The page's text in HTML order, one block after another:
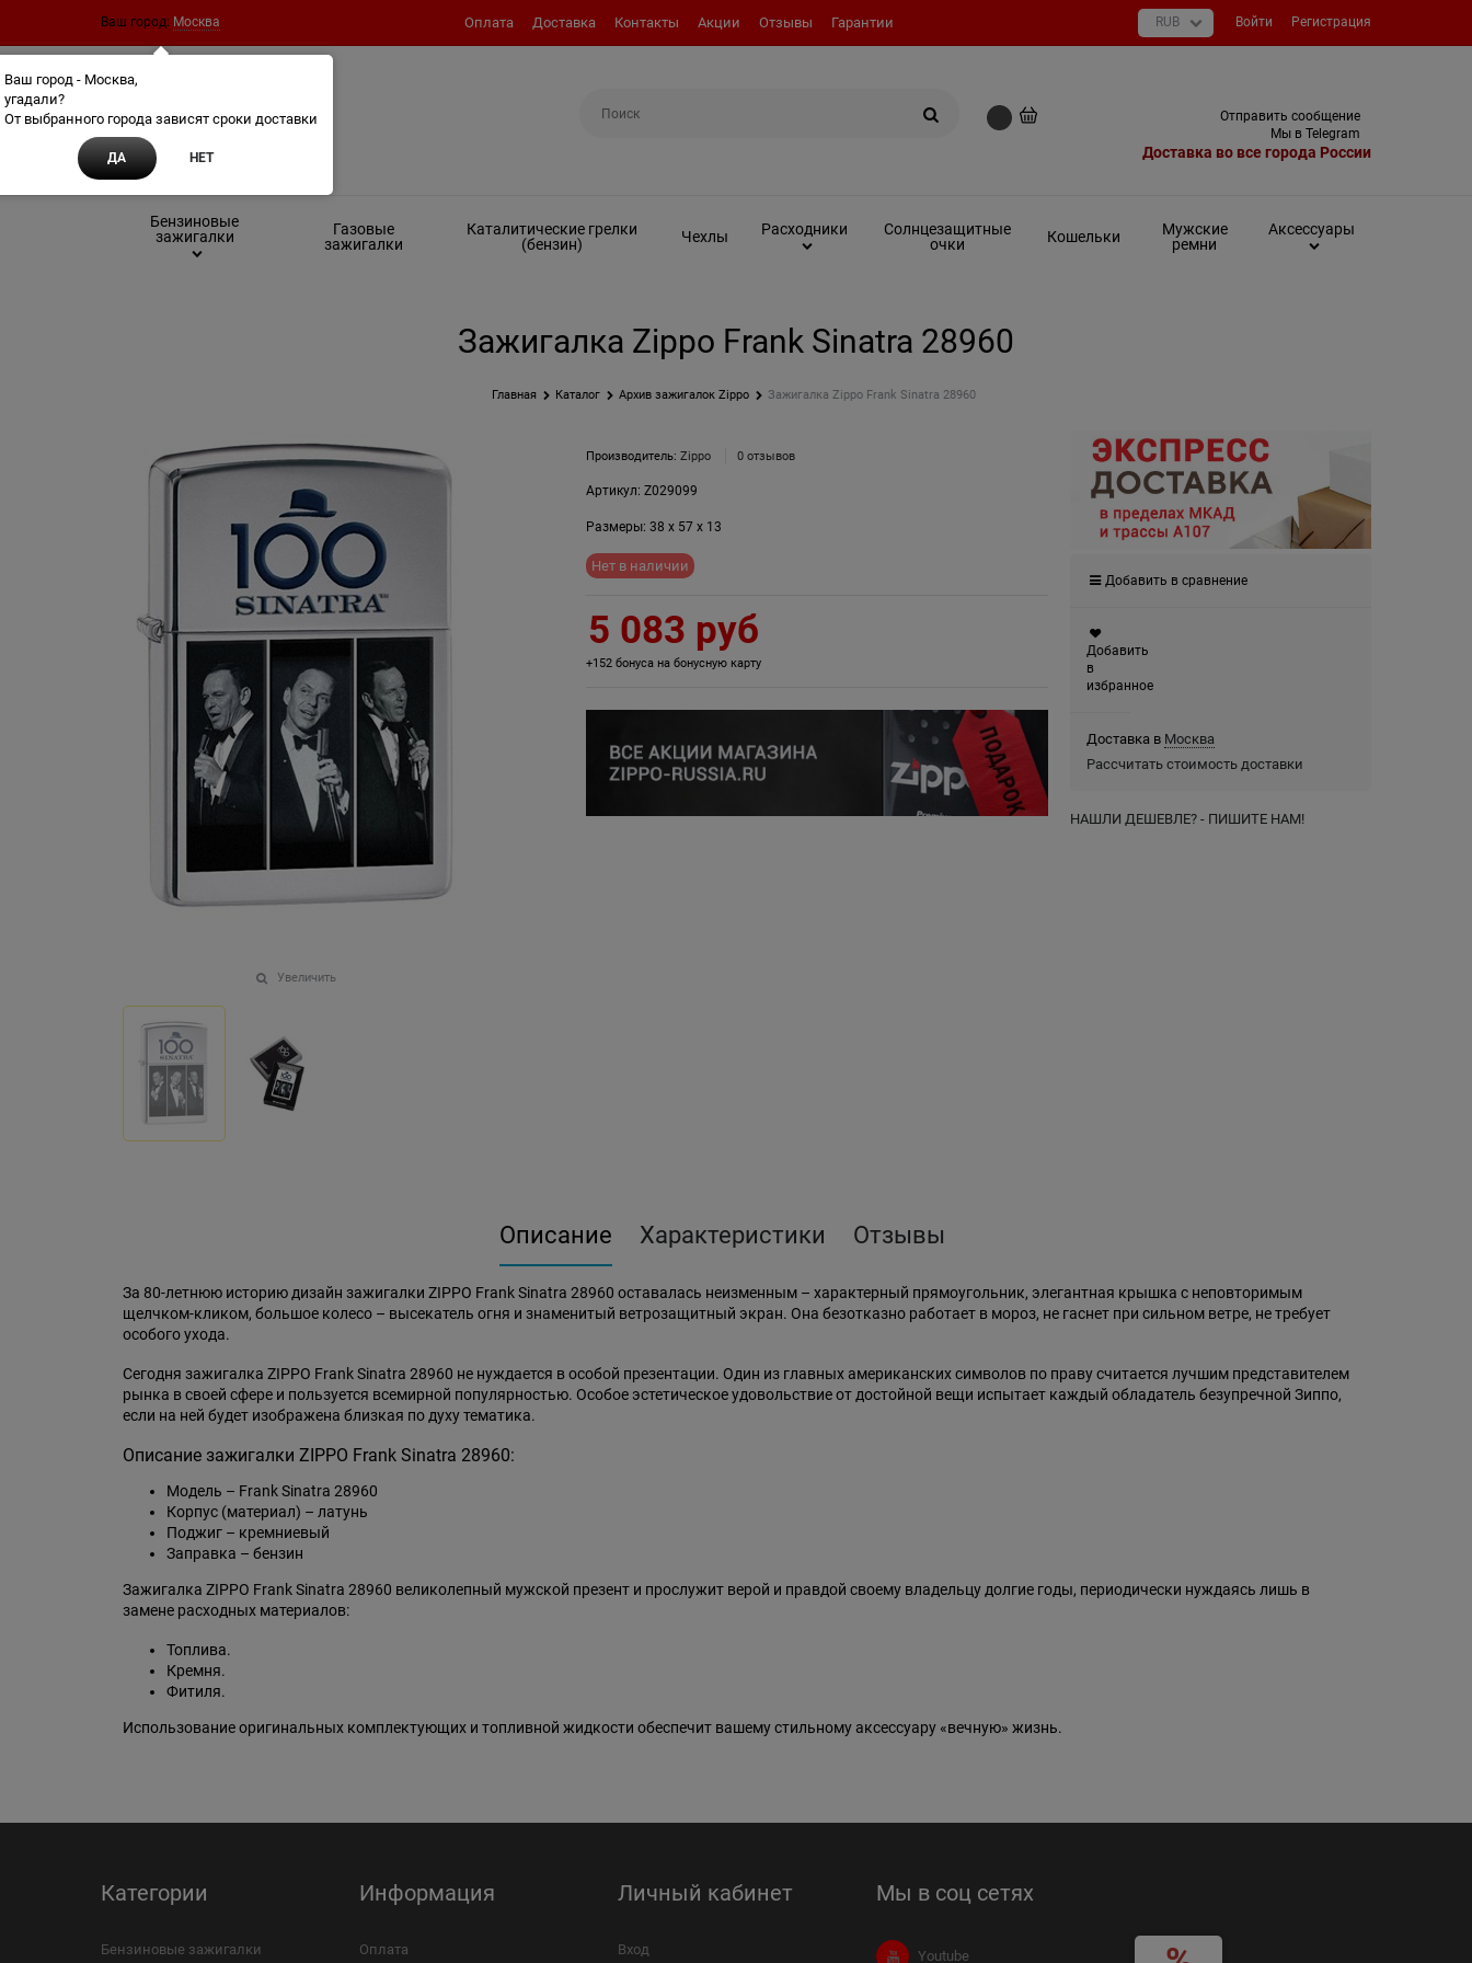
Ваш город: Москва Оплата Доставка Контакты Акции Отзывы Гарантии Войти Регистрация
Отправить сообщение
Мы в Telegram
Доставка во все города России
Бензиновые
зажигалки
Газовые
зажигалки
Каталитические грелки
(бензин)
Чехлы Расходники
Солнцезащитные
очки
Кошельки
Мужские
ремни
Аксессуары
Зажигалка Zippo Frank Sinatra 28960
Главная Каталог Архив зажигалок Zippo Зажигалка Zippo Frank Sinatra 28960
Увеличить
Производитель: Zippo 0 отзывов
Артикул: Z029099
Размеры: 38 x 57x 13
Нет в наличии
5 083 руб
+152 бонуса на бонусную карту
Добавить в сравнение
Добавить
в
избранное
Доставка в Москва
Рассчитать стоимость доставки
НАШЛИ ДЕШЕВЛЕ? - ПИШИТЕ НАМ!
Описание Характеристики Отзывы
За 80-летнюю историю дизайн зажигалки ZIPPO Frank Sinatra 28960 оставалась неизменным – характерный прямоугольник, элегантная крышка с неповторимым
щелчком-кликом, большое колесо – высекатель огня и знаменитый ветрозащитный экран. Она безотказно работает в мороз, не гаснет при сильном ветре, не требует
особого ухода.
Сегодня зажигалка ZIPPO Frank Sinatra 28960 не нуждается в особой презентации. Один из главных американских символов по праву считается лучшим представителем
рынка в своей сфере и пользуется всемирной популярностью. Особое эстетическое удовольствие от достойной вещи испытает каждый обладатель безупречной Зиппо,
если на ней будет изображена близкая по духу тематика.
Описание зажигалки ZIPPO Frank Sinatra 28960:
Модель – Frank Sinatra 28960
Корпус (материал) – латунь
Поджиг – кремниевый
Заправка – бензин
Зажигалка ZIPPO Frank Sinatra 28960 великолепный мужской презент и прослужит верой и правдой своему владельцу долгие годы, периодически нуждаясь лишь в
замене расходных материалов:
Топлива.
Кремня.
Фитиля.
Использование оригинальных комплектующих и топливной жидкости обеспечит вашему стильному аксессуару «вечную» жизнь.
Категории
Бензиновые зажигалки
Информация
Оплата
Личный кабинет
Вход
Мы в соц сетях
Youtube
Ваш город - Москва,
угадали?
От выбранного города зависят сроки доставки
ДА НЕТ